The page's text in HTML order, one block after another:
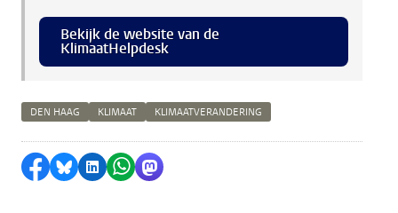
Bekijk de website van de
KlimaatHelpdesk
DEN HAAG KLIMAAT KLIMAATVERANDERING
Delen op Facebook
Delen via Bluesky
Delen op LinkedIn
Delen via WhatsApp
Delen via Mastodon